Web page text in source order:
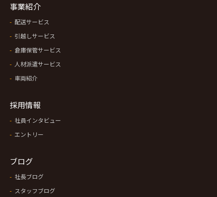
事業紹介
配送サービス
引越しサービス
倉庫保管サービス
人材派遣サービス
車両紹介
採用情報
社員インタビュー
エントリー
ブログ
社長ブログ
スタッフブログ